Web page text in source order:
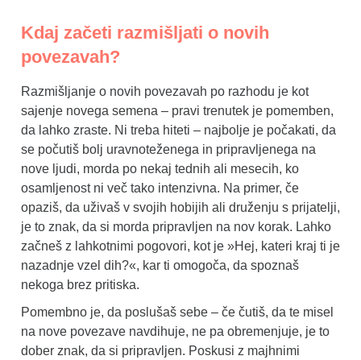
Kdaj začeti razmišljati o novih
povezavah?
Razmišljanje o novih povezavah po razhodu je kot
sajenje novega semena – pravi trenutek je pomemben,
da lahko zraste. Ni treba hiteti – najbolje je počakati, da
se počutiš bolj uravnoteženega in pripravljenega na
nove ljudi, morda po nekaj tednih ali mesecih, ko
osamljenost ni več tako intenzivna. Na primer, če
opaziš, da uživaš v svojih hobijih ali druženju s prijatelji,
je to znak, da si morda pripravljen na nov korak. Lahko
začneš z lahkotnimi pogovori, kot je »Hej, kateri kraj ti je
nazadnje vzel dih?«, kar ti omogoča, da spoznaš
nekoga brez pritiska.
Pomembno je, da poslušaš sebe – če čutiš, da te misel
na nove povezave navdihuje, ne pa obremenjuje, je to
dober znak, da si pripravljen. Poskusi z majhnimi